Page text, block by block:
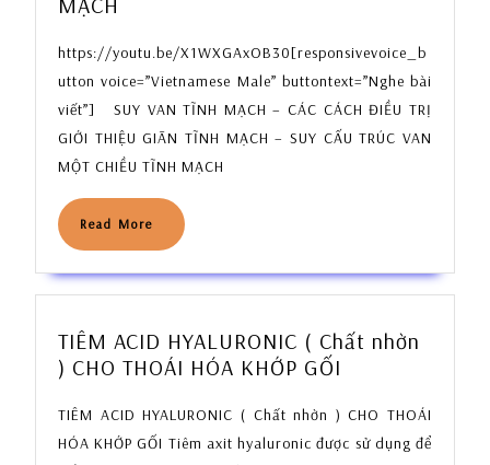
phần
–
superPATH
ĐIỀU
TRỊ
–
GIÃN
TĨNH
https://youtu.be/X1WXGAxOB30[responsivevoice_b
utton voice=”Vietnamese Male” buttontext=”Nghe bài
viết”] SUY VAN TĨNH MẠCH – CÁC CÁCH ĐIỀU TRỊ
GIỚI THIỆU GIÃN TĨNH MẠCH – SUY CẤU TRÚC VAN
MỘT CHIỀU TĨNH MẠCH
Read More
Read
More
TIÊM ACID HYALURONIC ( Chất nhờn
) CHO THOÁI HÓA KHỚP GỐI
HYALURONIC
(
TIÊM ACID HYALURONIC ( Chất nhờn ) CHO THOÁI
HÓA KHỚP GỐI Tiêm axit hyaluronic được sử dụng để